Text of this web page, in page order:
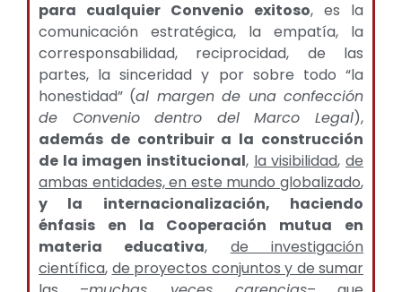
para cualquier Convenio exitoso, es la
comunicación estratégica, la empatía, la
corresponsabilidad, reciprocidad, de las
partes, la sinceridad y por sobre todo “la
honestidad” (al margen de una confección
de Convenio dentro del Marco Legal),
además de contribuir a la construcción
de la imagen institucional, la visibilidad,de
ambas entidades, en este mundo globalizado,
y la internacionalización, haciendo
énfasis en la Cooperación mutua en
materia educativa, de investigación
científica, de proyectos conjuntos y de sumar